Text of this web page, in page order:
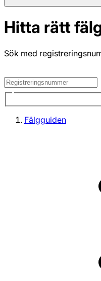
Hitta rätt
Sök med
Fälgguiden